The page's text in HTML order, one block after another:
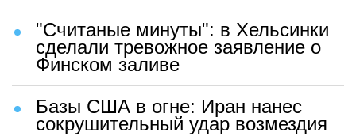
"Считаные минуты": в Хельсинки
сделали тревожное заявление о
Финском заливе
Базы США в огне: Иран нанес
сокрушительный удар возмездия